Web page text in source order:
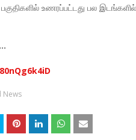
உணரப்பட்டது பல
News